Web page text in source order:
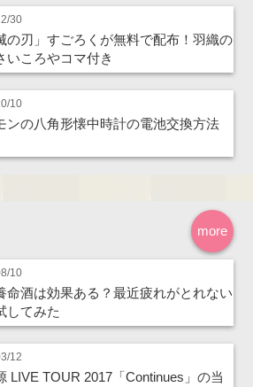
30
の刃」すごろくが無料で配布！羽織の
いころやコマ付き
10
ンの八角形懐中時計の電池交換方法
more
10
命酒は効果ある？最近疲れがとれない
してみた
12
LIVE TOUR 2017「Continues」の当